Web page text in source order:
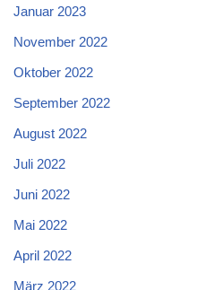
Januar 2023
November 2022
Oktober 2022
September 2022
August 2022
Juli 2022
Juni 2022
Mai 2022
April 2022
März 2022